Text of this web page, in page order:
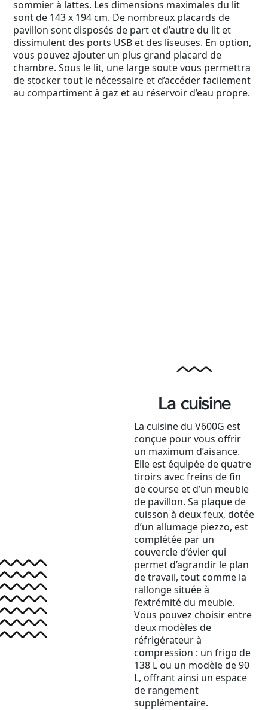
sommier à lattes. Les dimensions maximales du lit
sont de 143 x 194 cm. De nombreux placards de
pavillon sont disposés de part et d’autre du lit et
dissimulent des ports USB et des liseuses. En option,
vous pouvez ajouter un plus grand placard de
chambre. Sous le lit, une large soute vous permettra
de stocker tout le nécessaire et d’accéder facilement
au compartiment à gaz et au réservoir d’eau propre.
La cuisine
La cuisine du V600G est
conçue pour vous offrir
un maximum d’aisance.
Elle est équipée de quatre
tiroirs avec freins de fin
de course et d’un meuble
de pavillon. Sa plaque de
cuisson à deux feux, dotée
d’un allumage piezzo, est
complétée par un
couvercle d’évier qui
permet d’agrandir le plan
de travail, tout comme la
rallonge située à
l’extrémité du meuble.
Vous pouvez choisir entre
deux modèles de
réfrigérateur à
compression : un frigo de
138 L ou un modèle de 90
L, offrant ainsi un espace
de rangement
supplémentaire.